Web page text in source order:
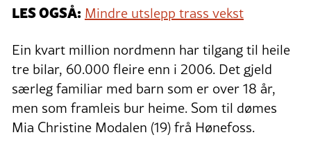
LES OGSÅ: Mindre utslepp trass vekst
Ein kvart million nordmenn har tilgang til heile
tre bilar, 60.000 fleire enn i 2006. Det gjeld
særleg familiar med barn som er over 18 år,
men som framleis bur heime. Som til dømes
Mia Christine Modalen (19) frå Hønefoss.